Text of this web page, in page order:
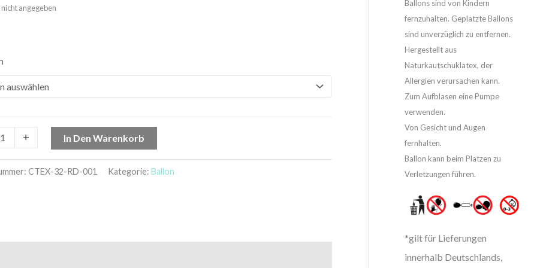
angegeben
+ In Den Warenkorb
CTEX-32-RD-001 Kategorie:Ballon
Ballons sind von Kindern
fernzuhalten. Geplatzte Ballons
sind unverzüglich zu entfernen.
Hergestellt aus
Naturkautschuklatex, der
Allergien verursachen kann.
Zum Aufblasen eine Pumpe
verwenden.
Von Gesicht und Augen
fernhalten.
Ballon kann beim Platzen zu
Verletzungen führen.
*gilt für Lieferungen
innerhalb Deutschlands,